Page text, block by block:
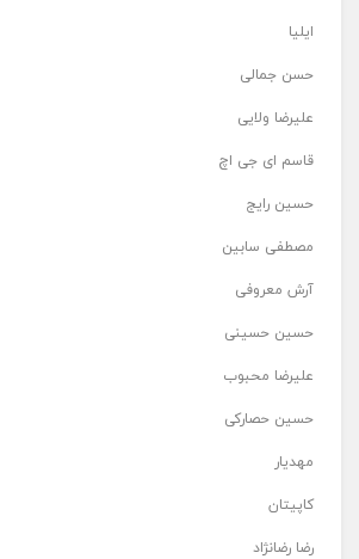
ایلیا
حسن جمالی
علیرضا ولایی
قاسم ای جی اچ
حسین رایج
مصطفی سابین
آرش معروفی
حسین حسینی
علیرضا محبوب
حسین حصارکی
مهدیار
کاپیتان
رضا رضانژاد